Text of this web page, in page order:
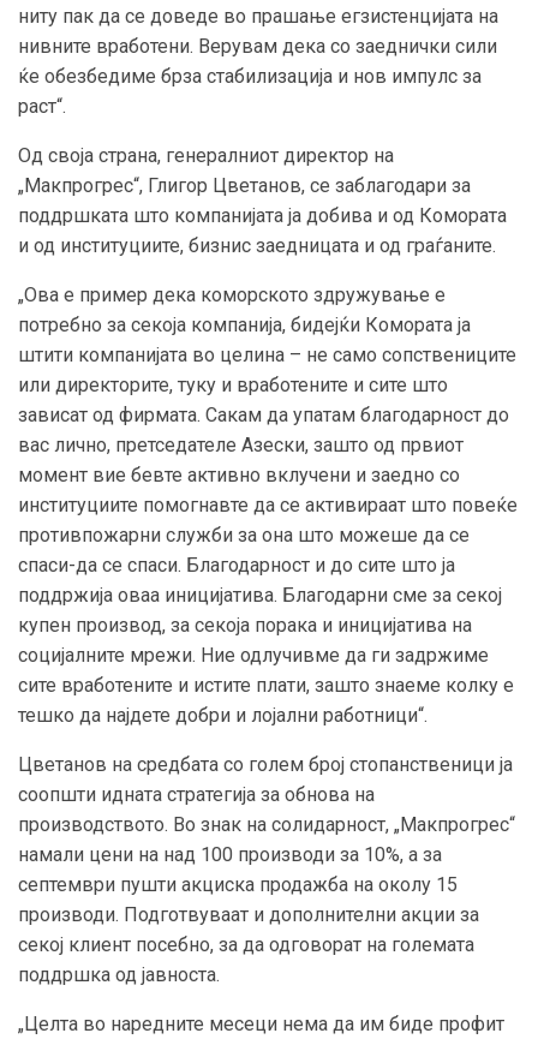
ниту пак да се доведе во прашање егзистенцијата на
нивните вработени. Верувам дека со заеднички сили
ќе обезбедиме брза стабилизација и нов импулс за
раст“.
Од своја страна, генералниот директор на
„Макпрогрес“, Глигор Цветанов, се заблагодари за
поддршката што компанијата ја добива и од Комората
и од институциите, бизнис заедницата и од граѓаните.
„Ова е пример дека коморското здружување е
потребно за секоја компанија, бидејќи Комората ја
штити компанијата во целина – не само сопствениците
или директорите, туку и вработените и сите што
зависат од фирмата. Сакам да упатам благодарност до
вас лично, претседателе Азески, зашто од првиот
момент вие бевте активно вклучени и заедно со
институциите помогнавте да се активираат што повеќе
противпожарни служби за она што можеше да се
спаси-да се спаси. Благодарност и до сите што ја
поддржија оваа иницијатива. Благодарни сме за секој
купен производ, за секоја порака и иницијатива на
социјалните мрежи. Ние одлучивме да ги задржиме
сите вработените и истите плати, зашто знаеме колку е
тешко да најдете добри и лојални работници“.
Цветанов на средбата со голем број стопанственици ја
соопшти идната стратегија за обнова на
производството. Во знак на солидарност, „Макпрогрес“
намали цени на над 100 производи за 10%, а за
септември пушти акциска продажба на околу 15
производи. Подготвуваат и дополнителни акции за
секој клиент посебно, за да одговорат на големата
поддршка од јавноста.
„Целта во наредните месеци нема да им биде профит